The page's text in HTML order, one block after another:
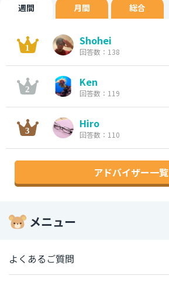
週間 月間 総合
Shohei
回答数：138
Ken
回答数：119
Hiro
回答数：110
アドバイザー一覧
メニュー
よくあるご質問